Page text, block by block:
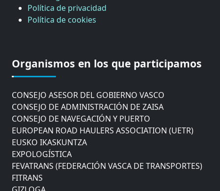
Política de privacidad
Política de cookies
Organismos en los que participamos
COMISIÓN ASESORA DE MOVILIDAD DEL
AYUNTAMIENTO DE DONOSTIA
COMITÉ DE INSPECCION DE GIPUZKOA
CONSEJO ASESOR DEL GOBIERNO VASCO
CONSEJO DE ADMINISTRACIÓN DE ZAISA
CONSEJO DE NAVEGACIÓN Y PUERTO
EUROPEAN ROAD HAULERS ASSOCIATION (UETR)
EUSKO IKASKUNTZA
EXPOLOGÍSTICA
FEVATRANS (FEDERACIÓN VASCA DE TRANSPORTES)
FITRANS
GIZLOGA